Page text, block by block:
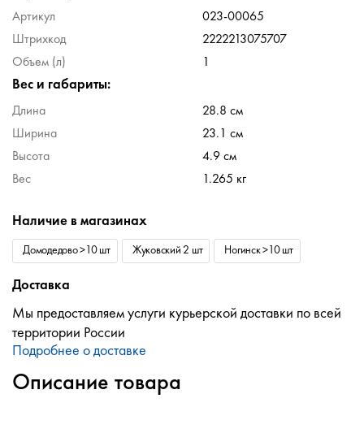
Артикул
023-00065
Штрихкод
2222213075707
Объем (л)
1
Вес и габариты:
Длина
28.8 см
Ширина
23.1 см
Высота
4.9 см
Вес
1.265 кг
Наличие в магазинах
Домодедово >10 шт Жуковский 2 шт Ногинск >10 шт
Доставка
Мы предоставляем услуги курьерской доставки по всей
территории России
Подробнее о доставке
Описание товара